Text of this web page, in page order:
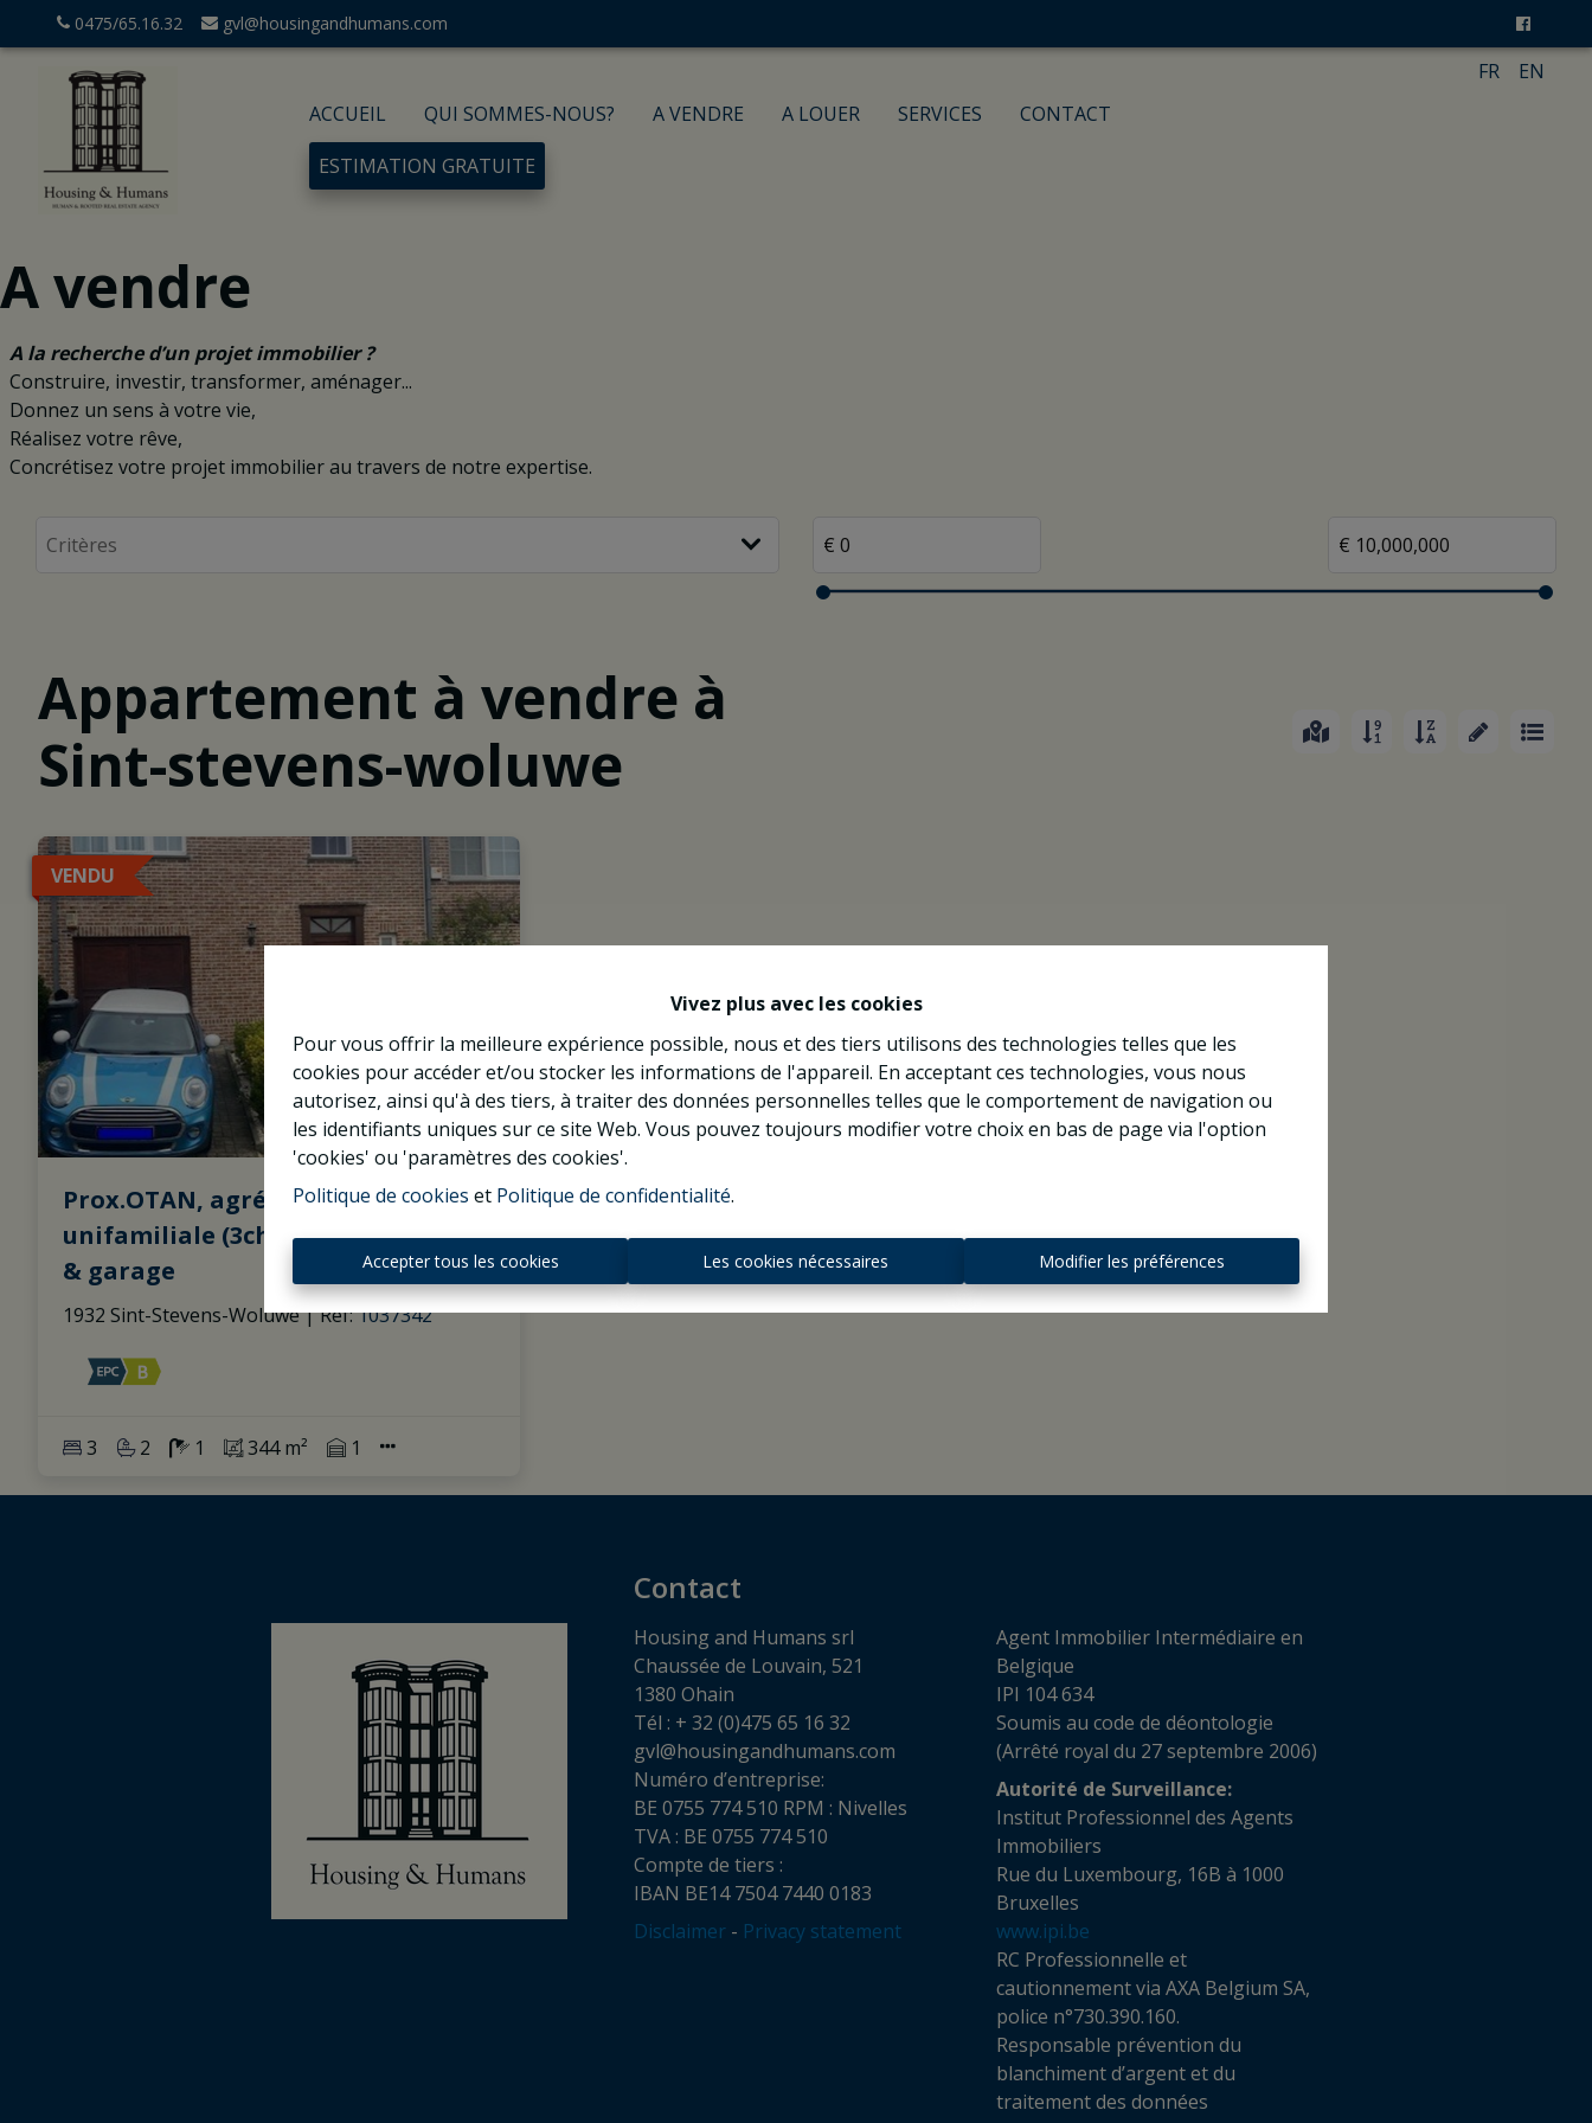
Vivez plus avec les cookies
Pour vous offrir la meilleure expérience possible, nous et des tiers utilisons des technologies telles que les
cookies pour accéder et/ou stocker les informations de l'appareil. En acceptant ces technologies, vous nous
autorisez, ainsi qu'à des tiers, à traiter des données personnelles telles que le comportement de navigation ou
les identifiants uniques sur ce site Web. Vous pouvez toujours modifier votre choix en bas de page via l'option
'cookies' ou 'paramètres des cookies'.
Politique de cookies et Politique de confidentialité.
Accepter tous les cookies Les cookies nécessaires Modifier les préférences
0475/65.16.32 gvl@housingandhumans.com
ACCUEIL QUI SOMMES-NOUS? A VENDRE A LOUER SERVICES
CONTACT
ESTIMATION GRATUITE
FR EN
A vendre
A la recherche d’un projet immobilier ?
Construire, investir, transformer, aménager...
Donnez un sens à votre vie,
Réalisez votre rêve,
Concrétisez votre projet immobilier au travers de notre expertise.
Appartement à vendre à
Sint-stevens-woluwe
VENDU
Prox.OTAN, agréable maison
unifamiliale (3ch+ grenier), jardin
& garage
1932 Sint-Stevens-Woluwe|Ref: 1037342
3 2 1 344 m² 1
Contact
Housing and Humans srl
Chaussée de Louvain, 521
1380 Ohain
Tél : + 32 (0)475 65 16 32
gvl@housingandhumans.com
Numéro d’entreprise:
BE 0755 774 510 RPM : Nivelles
TVA : BE 0755 774 510
Compte de tiers :
IBAN BE14 7504 7440 0183
Disclaimer - Privacy statement
Agent Immobilier Intermédiaire en
Belgique
IPI 104 634
Soumis au code de déontologie
(Arrêté royal du 27 septembre 2006)
Autorité de Surveillance:
Institut Professionnel des Agents
Immobiliers
Rue du Luxembourg, 16B à 1000
Bruxelles
www.ipi.be
RC Professionnelle et
cautionnement via AXA Belgium SA,
police n°730.390.160.
Responsable prévention du
blanchiment d’argent et du
traitement des données